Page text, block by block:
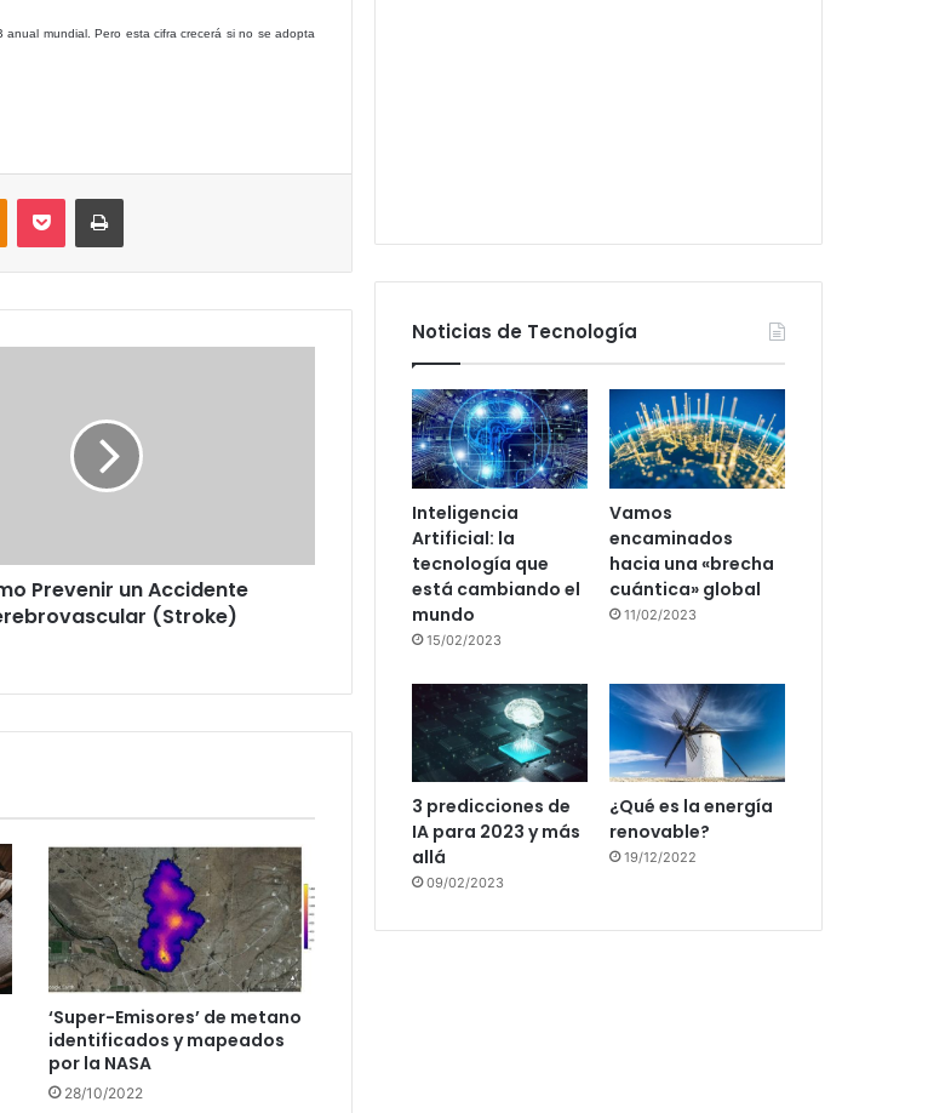
mundial. Pero esta cifra crecerá si no se adopta
Odnoklassniki
Pocket Imprimir
Prevenir un Accidente
(Stroke)
‘Super-Emisores’ de metano
identificados y mapeados
por la NASA
28/10/2022
Noticias de Tecnología
Inteligencia
Artificial: la
tecnología que
está cambiando el
mundo
15/02/2023
Vamos
encaminados
hacia una «brecha
cuántica» global
11/02/2023
3 predicciones de
IA para 2023 y más
allá
09/02/2023
¿Qué es la energía
renovable?
19/12/2022